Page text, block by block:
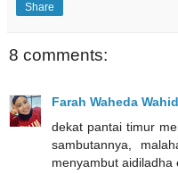
Share
8 comments:
Farah Waheda Wahid
dekat pantai timur
sambutannya,
menyambut aidiladha